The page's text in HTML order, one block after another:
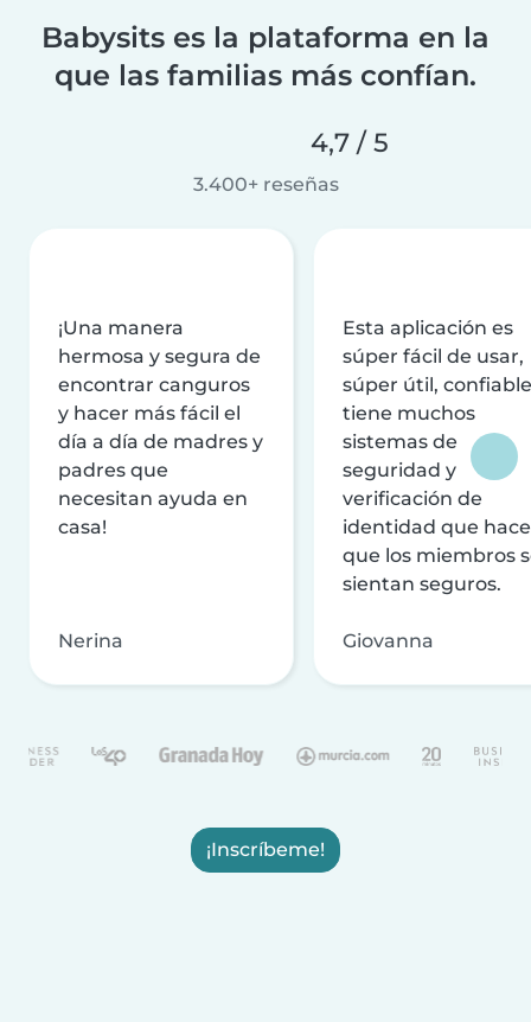
Babysits es la plataforma en la
que las familias más confían.
4,7 / 5
3.400+ reseñas
¡Una manera
hermosa y segura de
encontrar canguros
y hacer más fácil el
día a día de madres y
padres que
necesitan ayuda en
casa!
Nerina
Esta aplicación es
súper fácil de usar,
súper útil,
tiene muchos
sistemas de
seguridad y
verificación de
identidad que
que los miembros
sientan seguros.
Giovanna
¡Inscríbeme!